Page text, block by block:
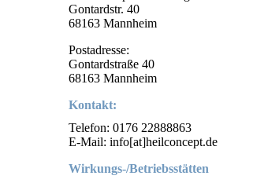
Gontardstr. 40
68163 Mannheim
Postadresse:
Gontardstraße 40
68163 Mannheim
Kontakt:
Telefon: 0176 22888863
E-Mail: info[at]heilconcept.de
Wirkungs-/Betriebsstätten